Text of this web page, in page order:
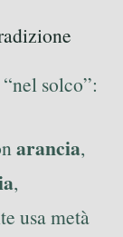
solco”:
arancia,
,
usa metà